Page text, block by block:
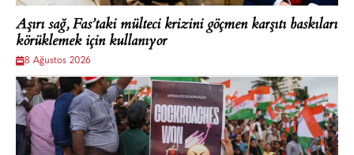
Aşırı sağ, Fas’taki mülteci krizini göçmen karşıtı baskıları
körüklemek için kullanıyor
8 Ağustos 2026